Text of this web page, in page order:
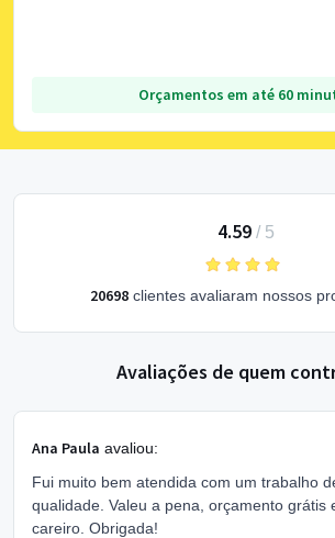
Orçamentos em até 60
4.59 / 5
20698clientes avaliaram nossos
Avaliações de quem
Ana Paula avaliou:
Fui muito bem atendida com um trabalho
qualidade. Valeu a pena, orçamento grátis
careiro. Obrigada!